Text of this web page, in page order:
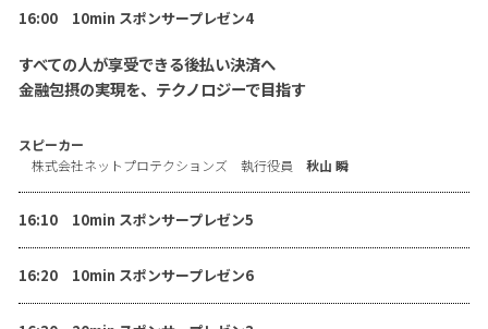
16:00 10min スポンサープレゼン4
すべての人が享受できる後払い決済へ
金融包摂の実現を、テクノロジーで目指す
スピーカー
株式会社ネットプロテクションズ 執行役員 秋山 瞬
16:10 10min スポンサープレゼン5
16:20 10min スポンサープレゼン6